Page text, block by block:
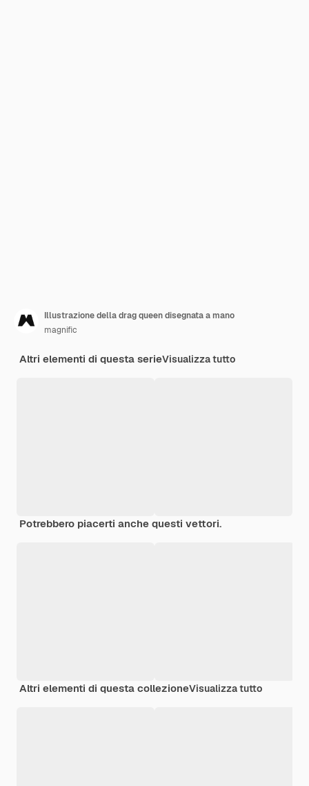
Illustrazione della drag queen disegnata a mano
magnific
Altri elementi di questa serieVisualizza tutto
Potrebbero piacerti anche questi vettori.
Altri elementi di questa collezioneVisualizza tutto